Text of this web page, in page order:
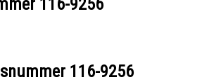
116-9256
116-9256